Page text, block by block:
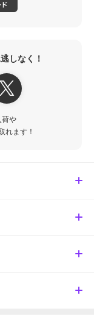
しなく！
荷や
れます！